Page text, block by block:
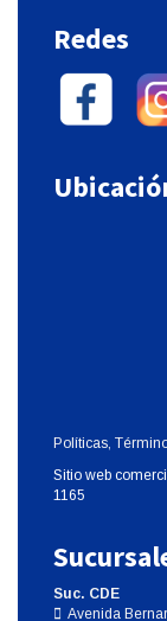
Redes
Políticas,
Sitio web
1165
Suc. CDE
Avenida